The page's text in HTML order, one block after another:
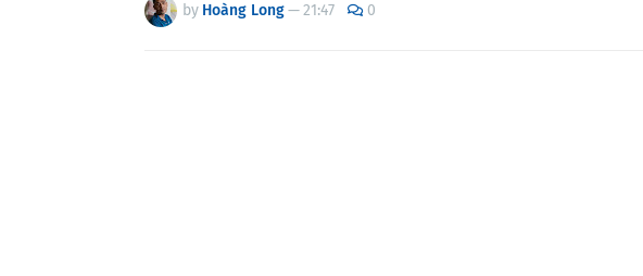
by Hoàng Long—21:47 0